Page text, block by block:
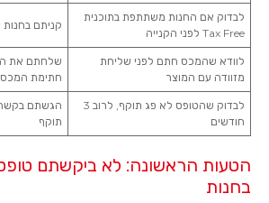
לבדוק אם החנות משתתפת בתוכנית
Tax Free לפני הקנייה
קניתם בחנות
לוודא שהמכס חתם לפני שליחת
מזוודה עם המוצר
שלחתם את
חתימת המכס
לבדוק שהטופס לא פג תוקף, לרוב 3
חודשים
הגשתם
תוקף
בחנות